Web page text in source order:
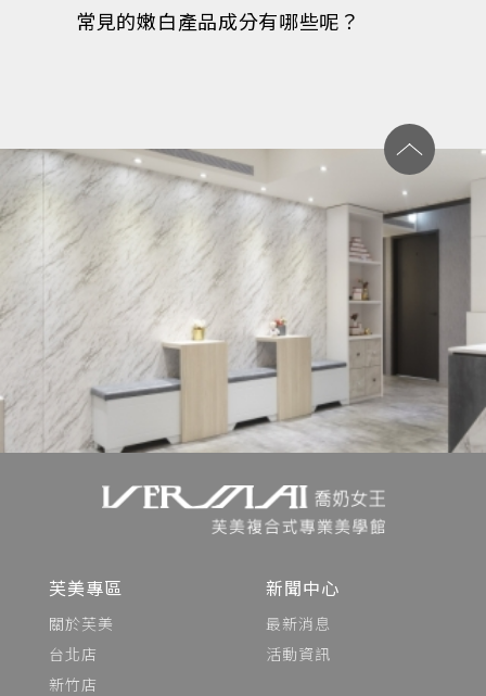
常見的嫩白產品成分有哪些呢？
芙美專區
關於芙美
台北店
新竹店
新聞中心
最新消息
活動資訊